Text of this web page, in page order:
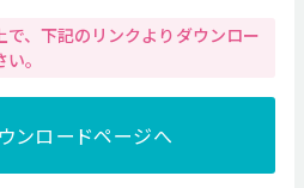
、下記のリンクよりダウンロー
。
ンロードページへ